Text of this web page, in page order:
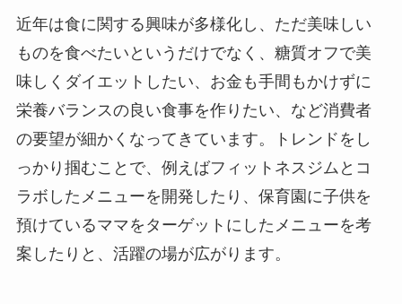
近年は食に関する興味が多様化し、ただ美味しい
ものを食べたいというだけでなく、糖質オフで美
味しくダイエットしたい、お金も手間もかけずに
栄養バランスの良い食事を作りたい、など消費者
の要望が細かくなってきています。トレンドをし
っかり掴むことで、例えばフィットネスジムとコ
ラボしたメニューを開発したり、保育園に子供を
預けているママをターゲットにしたメニューを考
案したりと、活躍の場が広がります。